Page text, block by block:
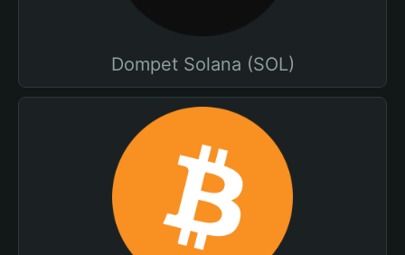
Dompet Solana (SOL)